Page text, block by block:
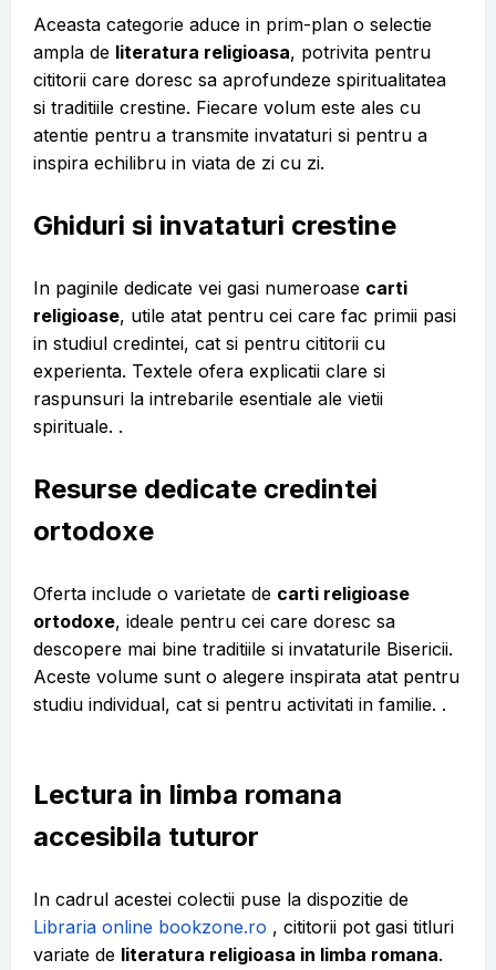
Aceasta categorie aduce in prim-plan o selectie
ampla de literatura religioasa, potrivita pentru
cititorii care doresc sa aprofundeze spiritualitatea
si traditiile crestine. Fiecare volum este ales cu
atentie pentru a transmite invataturi si pentru a
inspira echilibru in viata de zi cu zi.
Ghiduri si invataturi crestine
In paginile dedicate vei gasi numeroase carti
religioase, utile atat pentru cei care fac primii pasi
in studiul credintei, cat si pentru cititorii cu
experienta. Textele ofera explicatii clare si
raspunsuri la intrebarile esentiale ale vietii
spirituale. .
Resurse dedicate credintei
ortodoxe
Oferta include o varietate de carti religioase
ortodoxe, ideale pentru cei care doresc sa
descopere mai bine traditiile si invataturile Bisericii.
Aceste volume sunt o alegere inspirata atat pentru
studiu individual, cat si pentru activitati in familie. .
Lectura in limba romana
accesibila tuturor
In cadrul acestei colectii puse la dispozitie de
Libraria online bookzone.ro , cititorii pot gasi titluri
variate de literatura religioasa in limba romana.